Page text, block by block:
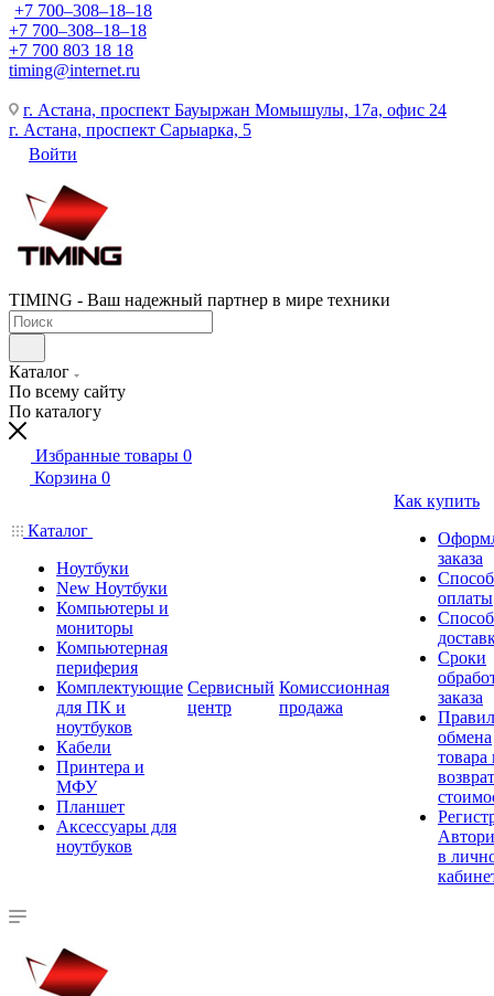
+7 700‒308‒18‒18
+7 700‒308‒18‒18
+7 700 803 18 18
timing@internet.ru
г. Астана, проспект Бауыржан Момышулы, 17а, офис 24
г. Астана, проспект Сарыарка, 5
Войти
TIMING - Ваш надежный партнер в мире техники
Каталог
По всему сайту
По каталогу
Избранные товары 0
Корзина 0
Каталог
Ноутбуки
New Ноутбуки
Компьютеры и
мониторы
Компьютерная
периферия
Комплектующие
для ПК и
ноутбуков
Кабели
Принтера и
МФУ
Планшет
Аксессуары для
ноутбуков
Сервисный
центр
Комиссионная
продажа
Как купить
заказа
оплаты
Сроки
заказа
обмена
товара
в